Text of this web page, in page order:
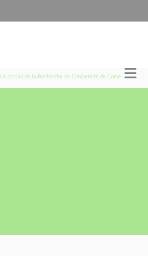
Le portail de la Recherche de l'Université de Corse